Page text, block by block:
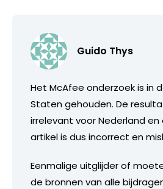
Guido Thys
Het McAfee onderzoek is in
Staten gehouden. De
irrelevant voor Nederland
artikel is dus incorrect en
Eenmalige uitglijder of
de bronnen van alle